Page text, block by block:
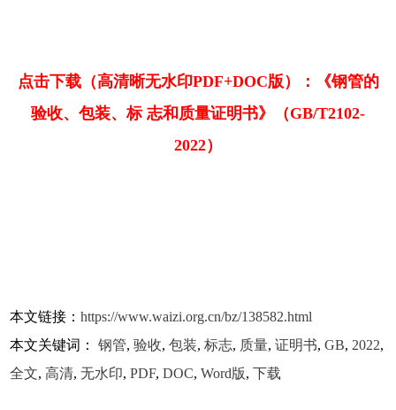
点击下载（高清晰无水印PDF+DOC版）：《钢管的
验收、包装、标 志和质量证明书》（GB/T2102-
2022）
本文链接：https://www.waizi.org.cn/bz/138582.html
本文关键词：钢管,验收,包装,标志, 质量,证明书,GB, 2022,
全文,高清,无水印,PDF,DOC,Word版,下载